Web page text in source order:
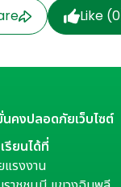
Like (0
คงปลอดภัยเว็บไซต์
ยนได้ที่
รงงาน